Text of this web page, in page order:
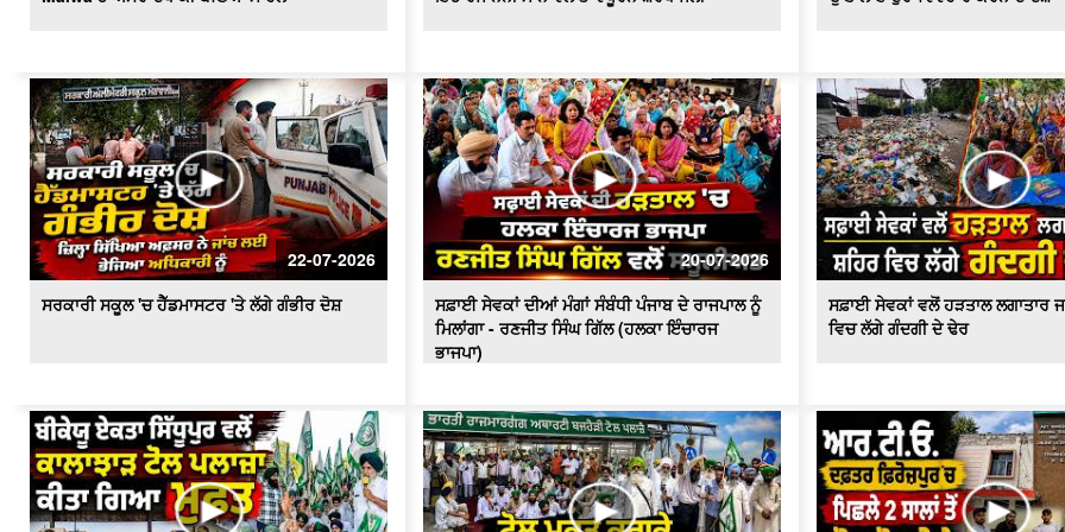
22-07-2026
ਸਰਕਾਰੀ ਸਕੂਲ 'ਚ ਹੈੱਡਮਾਸਟਰ 'ਤੇ ਲੱਗੇ ਗੰਭੀਰ ਦੋਸ਼
20-07-2026
ਸਫ਼ਾਈ ਸੇਵਕਾਂ ਦੀਆਂ ਮੰਗਾਂ ਸੰਬੰਧੀ ਪੰਜਾਬ ਦੇ ਰਾਜਪਾਲ ਨੂੰ
ਮਿਲਾਂਗਾ - ਰਣਜੀਤ ਸਿੰਘ ਗਿੱਲ (ਹਲਕਾ ਇੰਚਾਰਜ
ਭਾਜਪਾ)
ਸਫ਼ਾਈ ਸੇਵਕਾਂ ਵਲੋਂ ਹੜਤਾਲ ਲਗਾਤਾਰ
ਵਿਚ ਲੱਗੇ ਗੰਦਗੀ ਦੇ ਢੇਰ